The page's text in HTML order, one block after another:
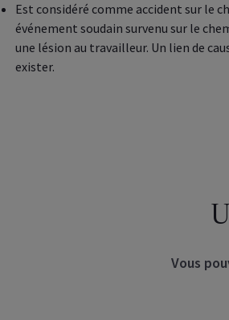
Est considéré comme accident sur le
événement soudain survenu sur le
une lésion au travailleur. Un lien de
exister.
Vous